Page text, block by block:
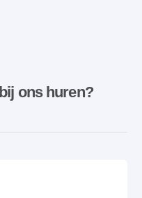
ons huren?